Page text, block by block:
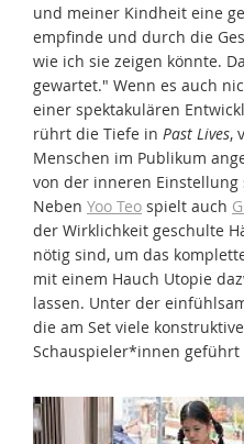
und meiner Kindheit eine
empfinde und durch die
wie ich sie zeigen könnte.
gewartet." Wenn es auch
einer spektakulären
rührt die Tiefe in Past Lives,
Menschen im Publikum
von der inneren
Neben Yoo Teo spielt auch
der Wirklichkeit geschulte
nötig sind, um das
mit einem Hauch Utopie
lassen. Unter der
die am Set viele
Schauspieler*innen geführt